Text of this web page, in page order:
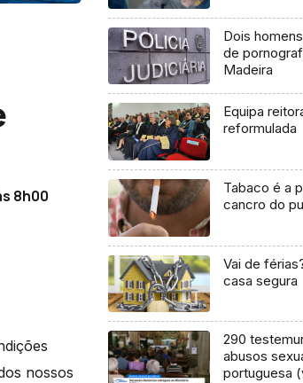
8h00
nossos
Dois
de
Madeira
Equipa
reformulada
Tabaco é a
cancro do
Vai de
casa segura
290
abusos
portuguesa